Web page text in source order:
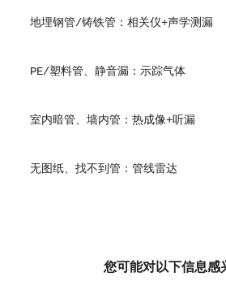
地埋钢管/铸铁管：相关仪+声学测漏
PE/塑料管、静音漏：示踪气体
室内暗管、墙内管：热成像+听漏
无图纸、找不到管：管线雷达
您可能对以下信息感